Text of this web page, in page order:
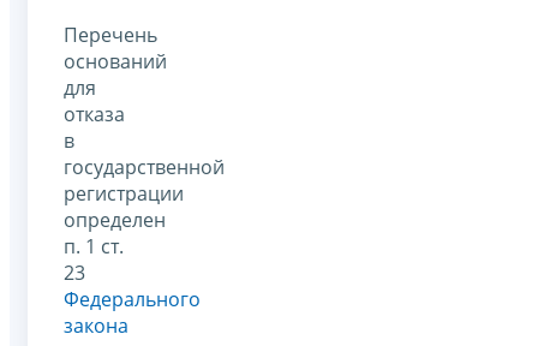
Перечень
оснований
для
отказа
в
государственной
регистрации
определен
п. 1 ст.
23
Федерального
закона